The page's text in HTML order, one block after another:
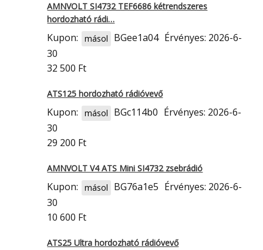
AMNVOLT SI4732 TEF6686 kétrendszeres
hordozható rádi…
Kupon: másol BGee1a04 Érvényes: 2026-6-
30
32 500 Ft
ATS125 hordozható rádióvevő
Kupon: másol BGc114b0 Érvényes: 2026-6-
30
29 200 Ft
AMNVOLT V4 ATS Mini SI4732 zsebrádió
Kupon: másol BG76a1e5 Érvényes: 2026-6-
30
10 600 Ft
ATS25 Ultra hordozható rádióvevő